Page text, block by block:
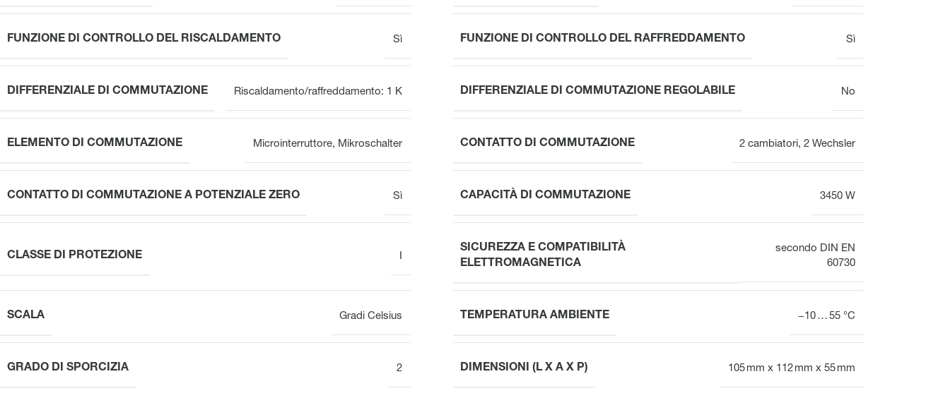
FUNZIONE DI CONTROLLO DEL RISCALDAMENTO Sì FUNZIONE DI CONTROLLO DEL RAFFREDDAMENTO Sì
DIFFERENZIALE DI COMMUTAZIONE Riscaldamento/raffreddamento: 1 K DIFFERENZIALE DI COMMUTAZIONE REGOLABILE No
ELEMENTO DI COMMUTAZIONE Microinterruttore, Mikroschalter CONTATTO DI COMMUTAZIONE 2 cambiatori, 2 Wechsler
CONTATTO DI COMMUTAZIONE A POTENZIALE ZERO Sì CAPACITÀ DI COMMUTAZIONE 3450 W
CLASSE DI PROTEZIONE
SICUREZZA E COMPATIBILITÀ
ELETTROMAGNETICA
secondo DIN EN
60730
SCALA Gradi Celsius TEMPERATURA AMBIENTE −10 … 55 °C
GRADO DI SPORCIZIA 2 DIMENSIONI (L X A X P) 105 mm x 112 mm x 55 mm